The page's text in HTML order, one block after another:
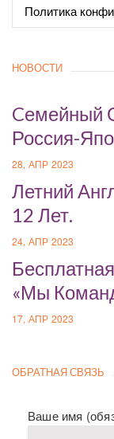
Политика
НОВОСТИ
Cемейный
Россия-
28, АПР 2023
Летний
12 Лет.
24, АПР 2023
«Мы
17, АПР 2023
ОБРАТНАЯ СВЯЗЬ
Ваше имя